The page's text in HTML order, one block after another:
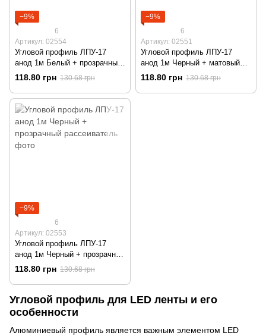
−9%
6
Артикул: 02554
Угловой профиль ЛПУ-17
анод 1м Белый + прозрачный
рассеиватель
118.80 грн 130.68 грн
−9%
6
Артикул: 02551
Угловой профиль ЛПУ-17
анод 1м Черный + матовый
рассеиватель
118.80 грн 130.68 грн
−9%
6
Артикул: 02553
Угловой профиль ЛПУ-17
анод 1м Черный + прозрачный
рассеиватель
118.80 грн 130.68 грн
Угловой профиль для LED ленты и его
особенности
Алюминиевый профиль является важным элементом LED